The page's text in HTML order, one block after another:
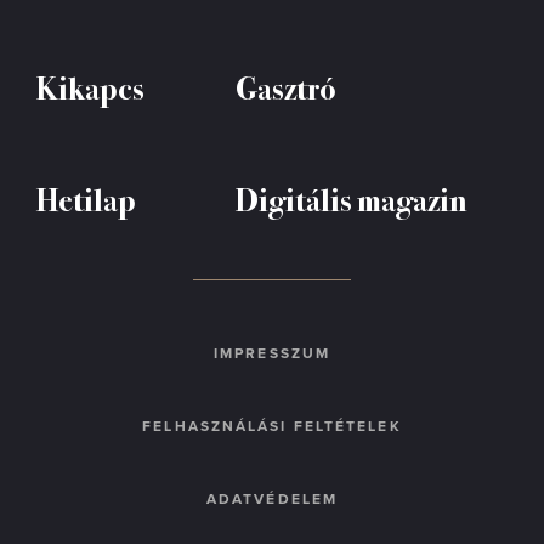
Kikapcs Gasztró
Hetilap Digitális magazin
IMPRESSZUM
FELHASZNÁLÁSI FELTÉTELEK
ADATVÉDELEM